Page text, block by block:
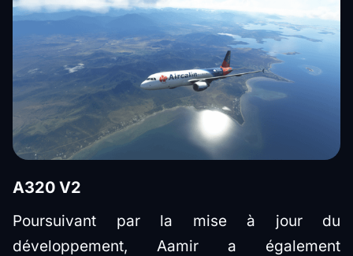
A320 V2
Poursuivant par la mise à jour du
développement, Aamir a également